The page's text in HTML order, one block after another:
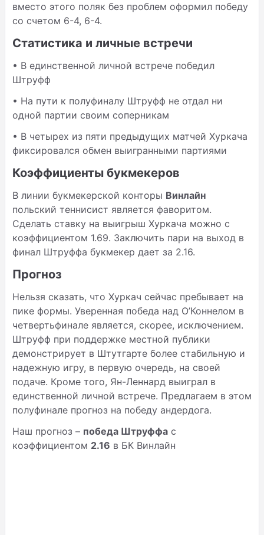
вместо этого поляк без проблем оформил победу
со счетом 6-4, 6-4.
Статистика и личные встречи
• В единственной личной встрече победил
Штруфф
• На пути к полуфиналу Штруфф не отдал ни
одной партии своим соперникам
• В четырех из пяти предыдущих матчей Хуркача
фиксировался обмен выигранными партиями
Коэффициенты букмекеров
В линии букмекерской конторы Винлайн
польский теннисист является фаворитом.
Сделать ставку на выигрыш Хуркача можно с
коэффициентом 1.69. Заключить пари на выход в
финал Штруффа букмекер дает за 2.16.
Прогноз
Нельзя сказать, что Хуркач сейчас пребывает на
пике формы. Уверенная победа над О’Коннелом в
четвертьфинале является, скорее, исключением.
Штруфф при поддержке местной публики
демонстрирует в Штутгарте более стабильную и
надежную игру, в первую очередь, на своей
подаче. Кроме того, Ян-Леннард выиграл в
единственной личной встрече. Предлагаем в этом
полуфинале прогноз на победу андердога.
Наш прогноз – победа Штруффа с
коэффициентом 2.16 в БК Винлайн